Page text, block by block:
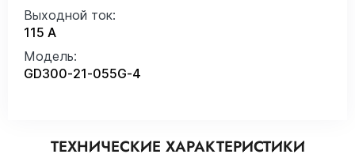
Выходной ток:
115 А
Модель:
GD300-21-055G-4
ТЕХНИЧЕСКИЕ ХАРАКТЕРИСТИКИ